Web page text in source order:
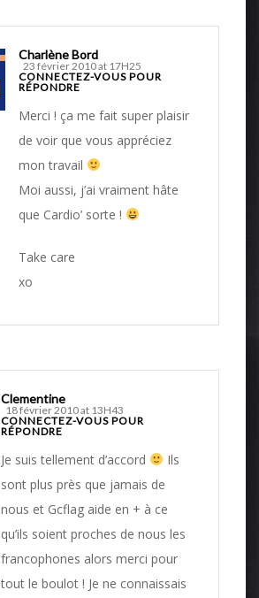
Charlène Bord
23 février 2010 at 17H25
CONNECTEZ-VOUS POUR
RÉPONDRE
Merci ! ça me fait super plaisir
de voir que vous appréciez
mon travail
Moi aussi, j’ai vraiment hâte
que Cardio’ sorte !
Take care
xo
Clementine
18 février 2010 at 13H43
CONNECTEZ-VOUS POUR
RÉPONDRE
Je suis tellement d’accord
Ils
sont plus près que jamais de
nous et Gcflag aide en + à ce
qu’ils soient proches de nous les
francophones alors merci pour
tout le boulot ! Je ne connaissais